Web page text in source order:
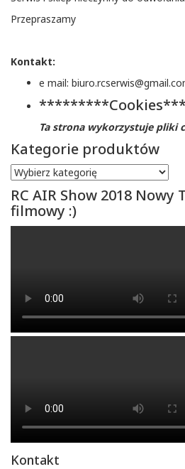
Przepraszamy
Kontakt:
e mail:
Ta strona wykorzystuje pliki
Kategorie produktów
RC AIR Show 2018
filmowy :)
Kontakt